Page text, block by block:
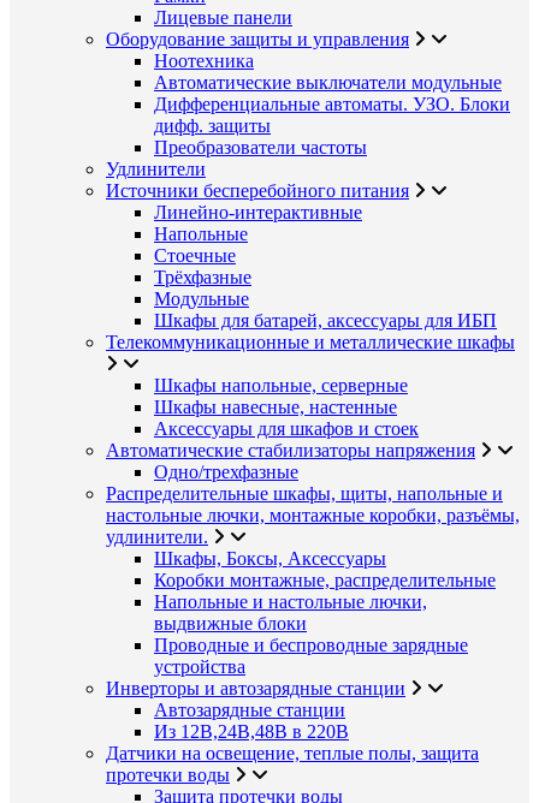
Лицевые панели
Оборудование защиты и управления
Ноотехника
Автоматические выключатели модульные
Дифференциальные автоматы. УЗО. Блоки
дифф. защиты
Преобразователи частоты
Удлинители
Источники бесперебойного питания
Линейно-интерактивные
Напольные
Стоечные
Трёхфазные
Модульные
Шкафы для батарей, аксессуары для ИБП
Телекоммуникационные и металлические шкафы
Шкафы напольные, серверные
Шкафы навесные, настенные
Аксессуары для шкафов и стоек
Автоматические стабилизаторы напряжения
Одно/трехфазные
Распределительные шкафы, щиты, напольные и
настольные лючки, монтажные коробки, разъёмы,
удлинители.
Шкафы, Боксы, Аксессуары
Коробки монтажные, распределительные
Напольные и настольные лючки,
выдвижные блоки
Проводные и беспроводные зарядные
устройства
Инверторы и автозарядные станции
Автозарядные станции
Из 12В,24В,48В в 220В
Датчики на освещение, теплые полы, защита
протечки воды
Защита протечки воды